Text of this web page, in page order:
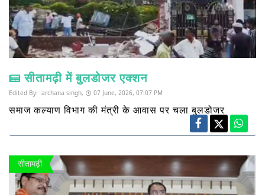
सीतामढ़ी में बुलडोजर एक्शन
Edited By: archana singh, 07 June, 2026, 07:07 PM
समाज कल्याण विभाग की मंत्री के आवास पर चला बुलडोजर
सीतामढ़ी